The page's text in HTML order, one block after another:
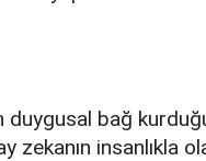
duygusal bağ
zekanın insanlıkla